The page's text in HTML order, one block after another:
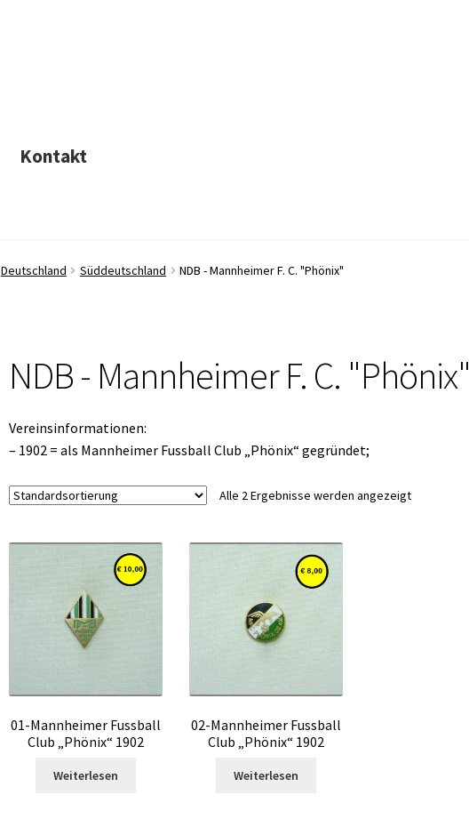
Kontakt
Deutschland Süddeutschland NDB - Mannheimer F. C. "Phönix"
NDB - Mannheimer F. C. "Phönix"
Vereinsinformationen:
– 1902 = als Mannheimer Fussball Club „Phönix“ gegründet;
Alle 2 Ergebnisse werden angezeigt
01-Mannheimer Fussball
Club „Phönix“ 1902
Weiterlesen
02-Mannheimer Fussball
Club „Phönix“ 1902
Weiterlesen